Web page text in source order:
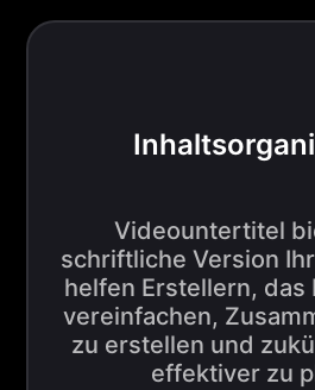
Videountertitel
schriftliche Version
helfen Erstellern, das
vereinfachen,
zu erstellen und
effektiver zu